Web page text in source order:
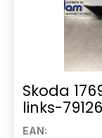
Skoda
links-
EAN: